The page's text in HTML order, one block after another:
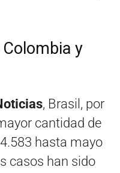
y
, Brasil, por
cantidad de
hasta mayo
casos han sido